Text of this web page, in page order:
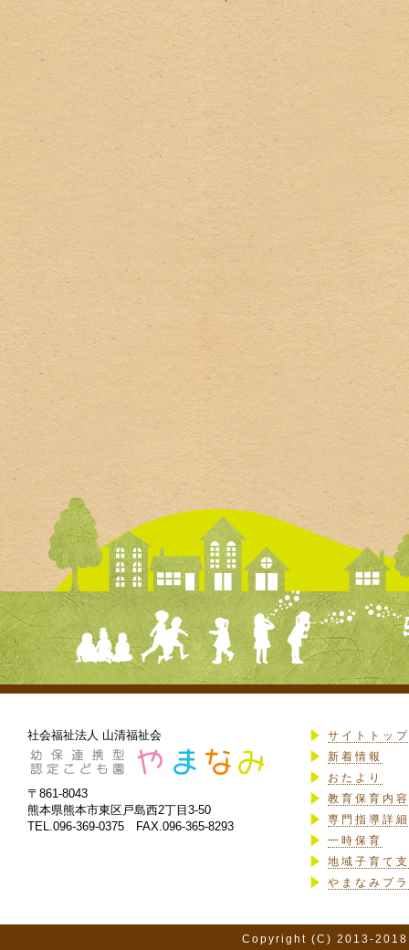
社会福祉法人 山清福祉会
〒861-8043
熊本県熊本市東区戸島西2丁目3-50
TEL.096-369-0375 FAX.096-365-8293
サイトトップ
新着情報
おたより
教育保育内
専門指導詳細
一時保育
地域子育て
やまなみプ
Copyright (C) 2013-